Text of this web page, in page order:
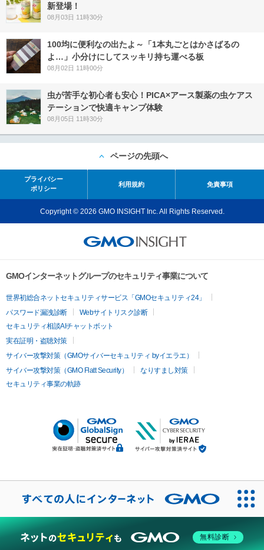
新登場！
08月03日 11時30分
100均に便利なの出たよ～「1本丸ごとはかさばるの
よ…」小分けにしてスッキリ持ち運べる板
08月02日 11時00分
虫が苦手な初心者も安心！PICA×アース製薬の虫ケアス
テーションで快適キャンプ体験
08月05日 11時30分
ページの先頭へ
プライバシー
ポリシー
利用規約 免責事項
Copyright © 2026 GMO INSIGHT Inc. All Rights Reserved.
GMOインターネットグループのセキュリティ事業について
世界初総合ネットセキュリティサービス「GMOセキュリティ24」
パスワード漏洩診断
Webサイトリスク診断
セキュリティ相談AIチャットボット
実在証明・盗聴対策
サイバー攻撃対策（GMOサイバーセキュリティ byイエラエ）
サイバー攻撃対策（GMO Flatt Security）
なりすまし対策
セキュリティ事業の軌跡
無料診断